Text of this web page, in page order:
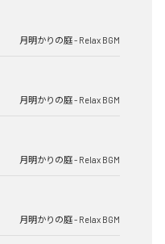
月明かりの庭 - Relax BGM
月明かりの庭 - Relax BGM
月明かりの庭 - Relax BGM
月明かりの庭 - Relax BGM